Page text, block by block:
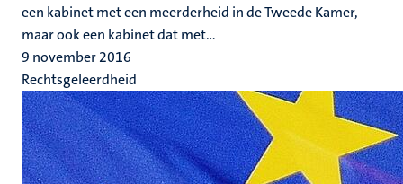
een kabinet met een meerderheid in de Tweede Kamer,
maar ook een kabinet dat met...
9 november 2016
Rechtsgeleerdheid